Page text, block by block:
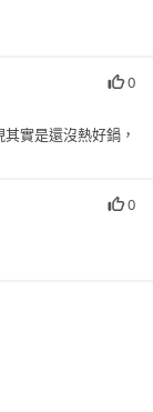
0
實是還沒熱好鍋，
0